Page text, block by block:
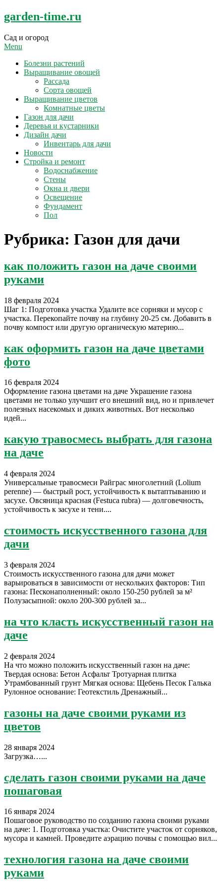
Skip
to
garden-time.ru
Сад и огород
Menu
Болезни растений
Выращивание овощей
Рассада
Сорта овощей
Выращивание цветов
Комнатные цветы
Газон для дачи
Деревья и кустарники
Дизайн дачи
Инвентарь для дачи
Новости
Стройка и ремонт
Водоснабжение
Стены
Окна и двери
Освещение
Фундамент
Пол
Рубрика: Газон для дачи
как положить газон на даче своими
руками
18 февраля 2024
Шаг 1: Подготовка участка Удалите все сорняки и мусор с
участка. Перекопайте почву на глубину 20-25 см. Добавить в
почву компост или другую органическую материю...
как оформить газон на даче цветами
фото
16 февраля 2024
Оформление газона цветами на даче Украшение газона
цветами не только улучшит его внешний вид, но и привлечет
полезных насекомых и диких животных. Вот несколько
идей...
какую травосмесь выбрать для газона
на даче
4 февраля 2024
Универсальные травосмеси Райграс многолетний (Lolium
perenne) — быстрый рост, устойчивость к вытаптыванию и
засухе. Овсяница красная (Festuca rubra) — долговечность,
устойчивость к засухе и тени....
стоимость искусственного газона для
дачи
3 февраля 2024
Стоимость искусственного газона для дачи может
варьироваться в зависимости от нескольких факторов: Тип
газона: Песконаполненный: около 150-250 рублей за м²
Полузасыпной: около 200-300 рублей за...
на что класть искусственный газон на
даче
2 февраля 2024
На что можно положить искусственный газон на даче:
Твердая основа: Бетон Асфальт Тротуарная плитка
Утрамбованный грунт Мягкая основа: Щебень Песок Галька
Рулонное основание: Геотекстиль Дренажный...
газоны на даче своими руками из
цветов
28 января 2024
Загрузка…...
сделать газон своими руками на даче
пошаговая
16 января 2024
Пошаговое руководство по созданию газона своими руками
на даче: 1. Подготовка участка: Очистите участок от сорняков,
мусора и камней. Проведите аэрацию почвы с помощью вил...
технология газона на даче своими
руками